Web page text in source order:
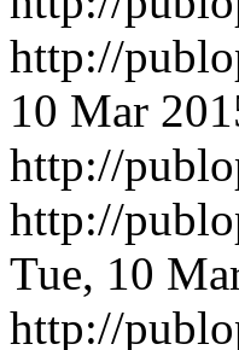
http://
10 Mar
http://
http://
Tue, 10
http://